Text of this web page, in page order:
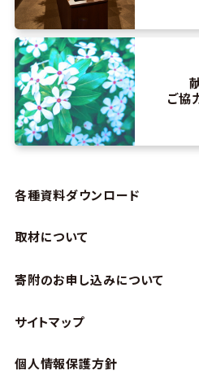
ご協
各種資料ダウンロード
取材について
寄附のお申し込みについて
サイトマップ
個人情報保護方針